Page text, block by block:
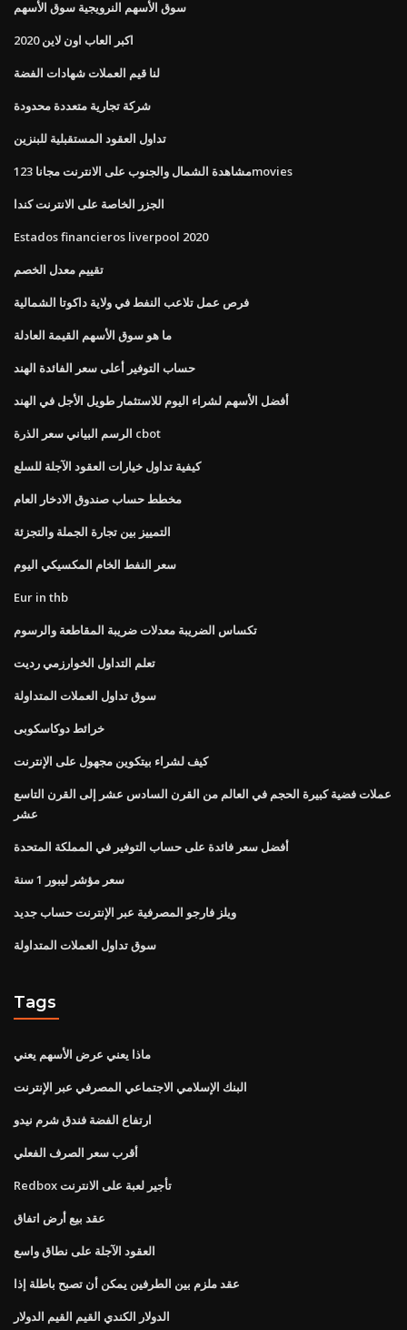
سوق الأسهم النرويجية سوق الأسهم
اكبر العاب اون لاين 2020
لنا قيم العملات شهادات الفضة
شركة تجارية متعددة محدودة
تداول العقود المستقبلية للبنزين
مشاهدة الشمال والجنوب على الانترنت مجانا 123movies
الجزر الخاصة على الانترنت كندا
Estados financieros liverpool 2020
تقييم معدل الخصم
فرص عمل تلاعب النفط في ولاية داكوتا الشمالية
ما هو سوق الأسهم القيمة العادلة
حساب التوفير أعلى سعر الفائدة الهند
أفضل الأسهم لشراء اليوم للاستثمار طويل الأجل في الهند
الرسم البياني سعر الذرة cbot
كيفية تداول خيارات العقود الآجلة للسلع
مخطط حساب صندوق الادخار العام
التمييز بين تجارة الجملة والتجزئة
سعر النفط الخام المكسيكي اليوم
Eur in thb
تكساس الضريبة معدلات ضريبة المقاطعة والرسوم
تعلم التداول الخوارزمي رديت
سوق تداول العملات المتداولة
خرائط دوكاسكوبى
كيف لشراء بيتكوين مجهول على الإنترنت
عملات فضية كبيرة الحجم في العالم من القرن السادس عشر إلى القرن التاسع
عشر
أفضل سعر فائدة على حساب التوفير في المملكة المتحدة
سعر مؤشر ليبور 1 سنة
ويلز فارجو المصرفية عبر الإنترنت حساب جديد
سوق تداول العملات المتداولة
Tags
ماذا يعني عرض الأسهم يعني
البنك الإسلامي الاجتماعي المصرفي عبر الإنترنت
ارتفاع الفضة فندق شرم نيدو
أقرب سعر الصرف الفعلي
Redbox تأجير لعبة على الانترنت
عقد بيع أرض اتفاق
العقود الآجلة على نطاق واسع
عقد ملزم بين الطرفين يمكن أن تصبح باطلة إذا
الدولار الكندي القيم القيم الدولار